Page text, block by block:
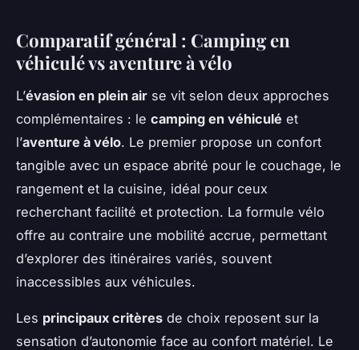
Comparatif général : Camping en
véhiculé vs aventure à vélo
L’évasion en plein air se vit selon deux approches
complémentaires : le camping en véhiculé et
l’aventure à vélo. Le premier propose un confort
tangible avec un espace abrité pour le couchage, le
rangement et la cuisine, idéal pour ceux
recherchant facilité et protection. La formule vélo
offre au contraire une mobilité accrue, permettant
d’explorer des itinéraires variés, souvent
inaccessibles aux véhicules.
Les principaux critères de choix reposent sur la
sensation d’autonomie face au confort matériel. Le